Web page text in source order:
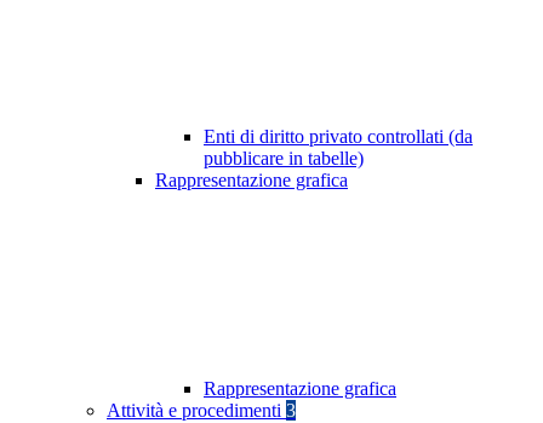
Enti di diritto privato controllati (da
pubblicare in tabelle)
Rappresentazione grafica
Rappresentazione grafica
Attività e procedimenti 3